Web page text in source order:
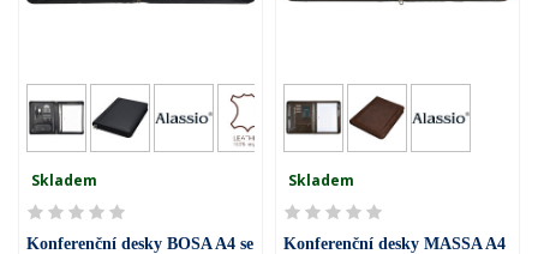
Skladem
Konferenční desky BOSA A4 se
Skladem
Konferenční desky MASSA A4